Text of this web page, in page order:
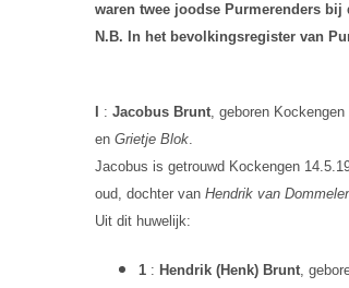
waren twee joodse Purmerenders
N.B. In het bevolkingsregister van
: Jacobus Brunt, geboren
en Grietje Blok.
Jacobus is getrouwd Kockengen
oud, dochter van Hendrik van
Uit dit huwelijk:
1 : Hendrik (Henk) Brunt,